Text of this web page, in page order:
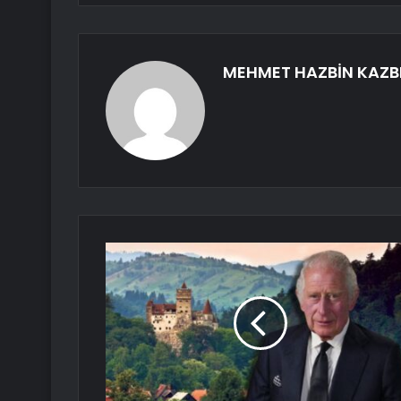
MEHMET HAZBİN